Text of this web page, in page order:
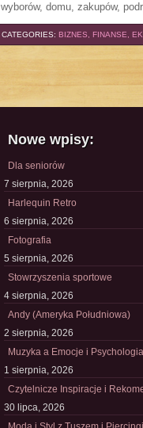
wyborów, domu, zakupów,
CATEGORIES: BIZNES, FINANSE,
Nowe wpisy:
Dla seniorów
7 sierpnia, 2026
Harlequin Retro
6 sierpnia, 2026
Fotografia
5 sierpnia, 2026
Stowrzyszenia sportowe
4 sierpnia, 2026
Andy (Ameryka Południowa)
2 sierpnia, 2026
Muzyka a Emocje i Psychologia
1 sierpnia, 2026
Czytelnicze Inspiracje i
30 lipca, 2026